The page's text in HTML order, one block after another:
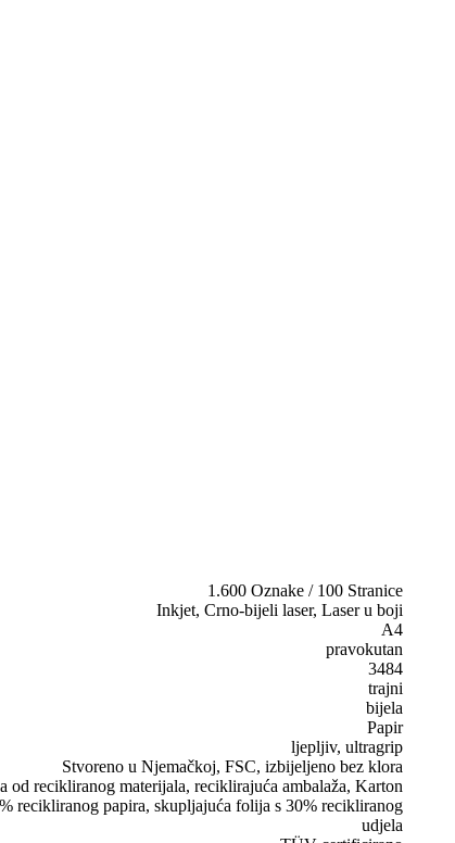
1.600 Oznake / 100 Stranice
Inkjet, Crno-bijeli laser, Laser u boji
A4
pravokutan
3484
trajni
bijela
Papir
ljepljiv, ultragrip
Stvoreno u Njemačkoj, FSC, izbijeljeno bez klora
od recikliranog materijala, reciklirajuća ambalaža, Karton
recikliranog papira, skupljajuća folija s 30% recikliranog
udjela